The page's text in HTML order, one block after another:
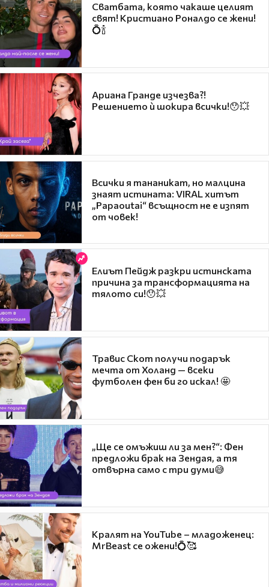
Сватбата, която чакаше целият
свят! Кристиано Роналдо се жени!
💍🍾
Ариана Гранде изчезва?!
Решението ѝ шокира всички!😯💥
Всички я тананикат, но малцина
знаят истината: VIRAL хитът
„Papaoutai“ всъщност не е изпят
от човек!
Елиът Пейдж разкри истинската
причина за трансформацията на
тялото си!😯💥
Травис Скот получи подарък
мечта от Холанд — всеки
футболен фен би го искал! 🤩
„Ще се омъжиш ли за мен?“: Фен
предложи брак на Зендая, а тя
отвърна само с три думи😅
Кралят на YouTube – младоженец:
MrBeast се ожени!💍🥰